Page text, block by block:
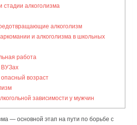
алкоголизма
алкоголизм
и алкоголизма в школьных
работа
ВУЗах
возраст
зависимости у мужчин
— основной этап на пути по борьбе с